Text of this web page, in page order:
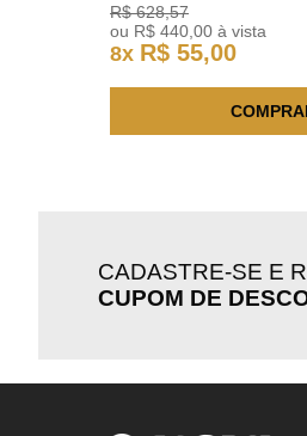
R$ 628,57
ou R$ 440 ,00 à vista
8x R$ 55,00
CADASTRE-SE E
CUPOM DE